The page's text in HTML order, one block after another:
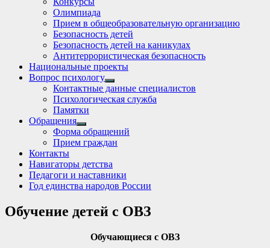
Олимпиада
Прием в общеобразовательную организацию
Безопасность детей
Безопасность детей на каникулах
Антитеррористическая безопасность
Национальные проекты
Вопрос психологу
Show
sub
menu
Контактные данные специалистов
Психологическая служба
Памятки
Обращения
Show
sub
menu
Форма обращений
Прием граждан
Контакты
Навигаторы детства
Педагоги и наставники
Год единства народов России
Обучение детей с ОВЗ
Обучающиеся с ОВЗ